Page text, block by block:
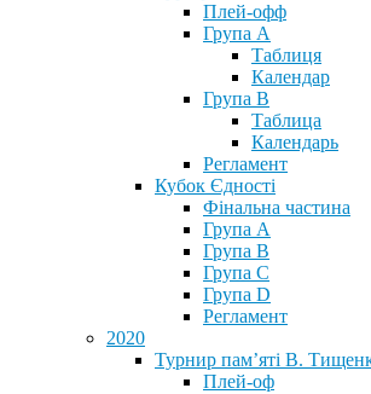
Плей-офф
Група А
Таблиця
Календар
Група В
Таблица
Календарь
Регламент
Кубок Єдності
Фінальна частина
Група А
Група В
Група С
Група D
Регламент
2020
Турнир пам’яті В.
Плей-оф